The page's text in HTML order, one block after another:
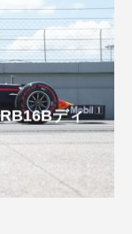
ディ